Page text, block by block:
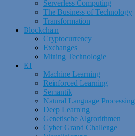
Serverless Computing
The Business of Technology
Transformation
Blockchain
Cryptocurrency
Exchanges
Mining Technologie
KI
Machine Learning
Reinforced Learning
Semantik
Natural Language Processing
Deep Learning
Genetische Algrorithmen
Cyber Grand Challenge